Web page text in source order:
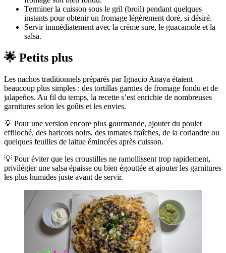
Terminer la cuisson sous le gril (broil) pendant quelques
instants pour obtenir un fromage légèrement doré, si désiré.
Servir immédiatement avec la crème sure, le guacamole et la
salsa.
🌟 Petits plus
Les nachos traditionnels préparés par Ignacio Anaya étaient
beaucoup plus simples : des tortillas garnies de fromage fondu et de
jalapeños. Au fil du temps, la recette s’est enrichie de nombreuses
garnitures selon les goûts et les envies.
💡 Pour une version encore plus gourmande, ajouter du poulet
effiloché, des haricots noirs, des tomates fraîches, de la coriandre ou
quelques feuilles de laitue émincées après cuisson.
💡 Pour éviter que les croustilles ne ramollissent trop rapidement,
privilégier une salsa épaisse ou bien égouttée et ajouter les garnitures
les plus humides juste avant de servir.